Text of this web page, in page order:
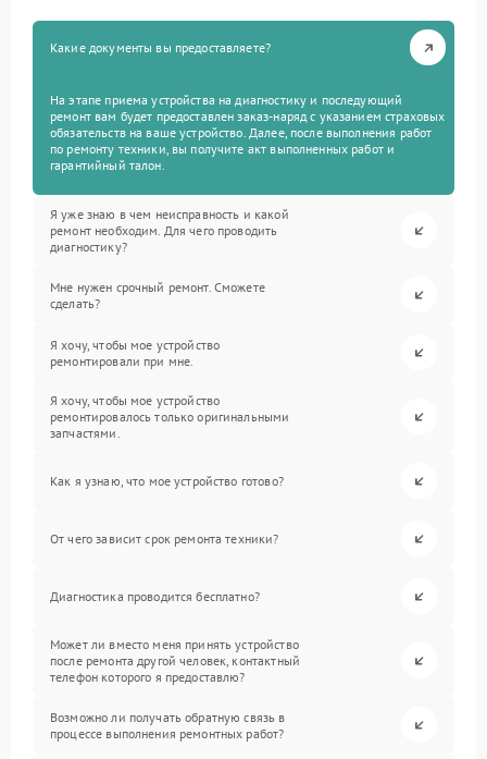
Какие документы вы предоставляете?
На этапе приема устройства на диагностику и последующий
ремонт вам будет предоставлен заказ-наряд с указанием страховых
обязательств на ваше устройство. Далее, после выполнения работ
по ремонту техники, вы получите акт выполненных работ и
гарантийный талон.
Я уже знаю в чем неисправность и какой
ремонт необходим. Для чего проводить
диагностику?
Мне нужен срочный ремонт. Сможете
сделать?
Я хочу, чтобы мое устройство
ремонтировали при мне.
Я хочу, чтобы мое устройство
ремонтировалось только оригинальными
запчастями.
Как я узнаю, что мое устройство готово?
От чего зависит срок ремонта техники?
Диагностика проводится бесплатно?
Может ли вместо меня принять устройство
после ремонта другой человек, контактный
телефон которого я предоставлю?
Возможно ли получать обратную связь в
процессе выполнения ремонтных работ?